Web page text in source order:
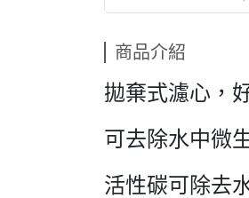
商品介紹
拋棄式濾心，
可去除水中微
活性碳可除去